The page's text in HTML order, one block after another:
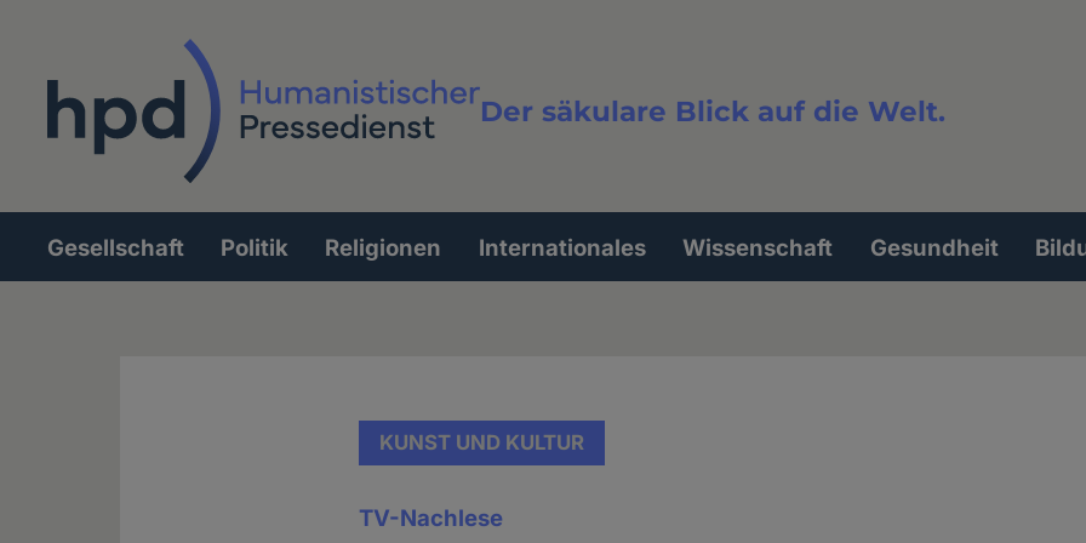
Der säkulare Blick auf die Welt.
Volltextsuche
Hauptnavigation
Gesellschaft Politik Religionen Internationales Wissenschaft Gesundheit
KUNST UND KULTUR
TV-Nachlese